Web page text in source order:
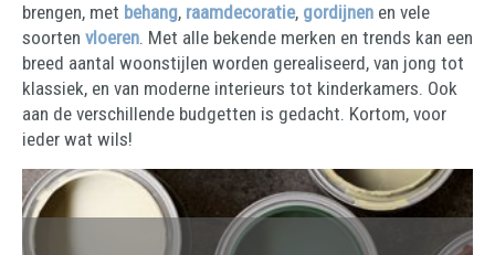
brengen, met behang, raamdecoratie, gordijnen en vele
soorten vloeren. Met alle bekende merken en trends kan een
breed aantal woonstijlen worden gerealiseerd, van jong tot
klassiek, en van moderne interieurs tot kinderkamers. Ook
aan de verschillende budgetten is gedacht. Kortom, voor
ieder wat wils!